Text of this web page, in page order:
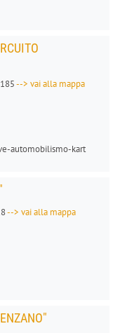
--> vai alla mappa
-automobilismo-kart
--> vai alla mappa